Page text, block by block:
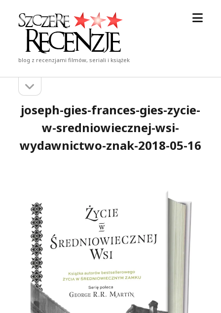
Szczere
Recenzje
blog z recenzjami filmów, seriali i książek
Pasek
boczny
pasek
joseph-gies-frances-gies-zycie-
w-sredniowiecznej-wsi-
wydawnictwo-znak-2018-05-16